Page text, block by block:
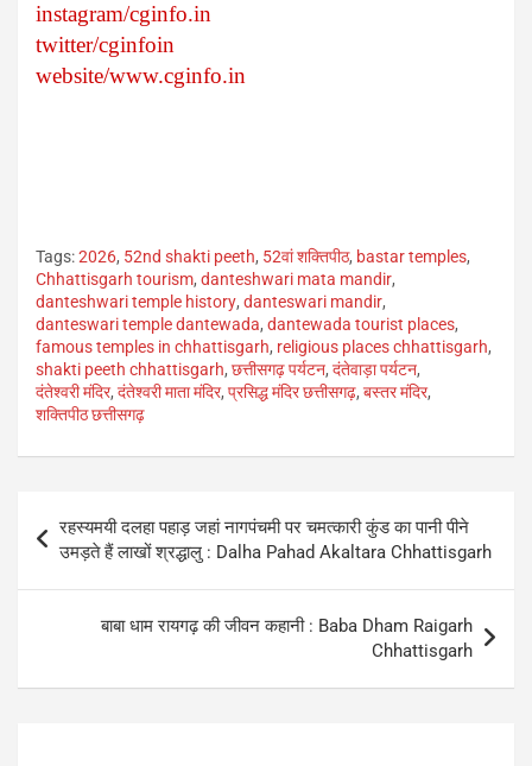
instagram/cginfo.in
twitter/cginfoin
website/www.cginfo.in
Tags:2026, 52nd shakti peeth, 52वां शक्तिपीठ, bastar temples,
Chhattisgarh tourism, danteshwari mata mandir,
danteshwari temple history, danteswari mandir,
danteswari temple dantewada, dantewada tourist places,
famous temples in chhattisgarh, religious places chhattisgarh,
shakti peeth chhattisgarh, छत्तीसगढ़ पर्यटन, दंतेवाड़ा पर्यटन,
दंतेश्वरी मंदिर, दंतेश्वरी माता मंदिर, प्रसिद्ध मंदिर छत्तीसगढ़, बस्तर मंदिर,
शक्तिपीठ छत्तीसगढ़
navigation
रहस्यमयी दलहा पहाड़ जहां नागपंचमी पर चमत्कारी कुंड का पानी पीने
उमड़ते हैं लाखों श्रद्धालु : Dalha Pahad Akaltara Chhattisgarh
बाबा धाम रायगढ़ की जीवन कहानी : Baba Dham Raigarh
Chhattisgarh